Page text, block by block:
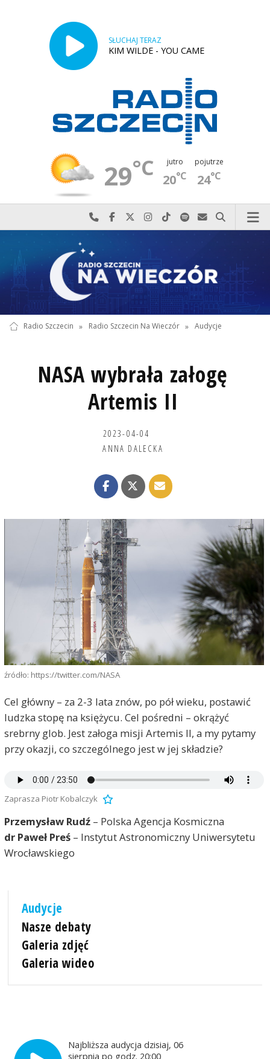
SŁUCHAJ TERAZ
KIM WILDE - YOU CAME
29°C jutro
20°C
pojutrze
24°C
Najlepiej po prostu do nas zadzwoń
Odwiedź nas na Facebook-u
Odwiedź nas na X
Odwiedź nas na Instagram-ie
Odwiedź nas na TikTok-u
Szukaj nas na Spotify
Wyślij do nas
Szukaj
Radio Szczecin » Radio Szczecin Na Wieczór » Audycje
NASA wybrała załogę
Artemis II
2023-04-04
ANNA DALECKA
źródło: https://twitter.com/NASA
Cel główny – za 2-3 lata znów, po pół wieku, postawić
ludzka stopę na księżycu. Cel pośredni – okrążyć
srebrny glob. Jest załoga misji Artemis II, a my pytamy
przy okazji, co szczególnego jest w jej składzie?
Zaprasza Piotr Kobalczyk
Przemysław Rudź – Polska Agencja Kosmiczna
dr Paweł Preś – Instytut Astronomiczny Uniwersytetu
Wrocławskiego
Audycje
Nasze debaty
Galeria zdjęć
Galeria wideo
Najbliższa audycja dzisiaj, 06
sierpnia po godz. 20:00